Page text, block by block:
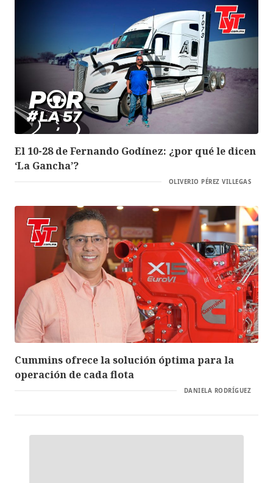
El 10-28 de Fernando Godínez: ¿por qué le dicen
‘La Gancha’?
OLIVERIO PÉREZ VILLEGAS
Cummins ofrece la solución óptima para la
operación de cada flota
DANIELA RODRÍGUEZ